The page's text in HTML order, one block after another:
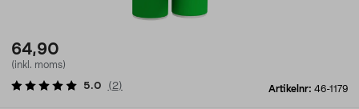
64,90
(inkl. moms)
Artikelnr: 46-1179
5.0 ( 2)